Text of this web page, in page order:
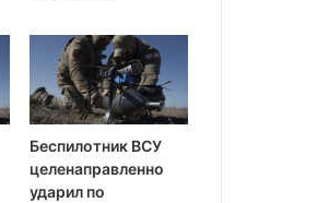
Беспилотник ВСУ
целенаправленно
ударил по